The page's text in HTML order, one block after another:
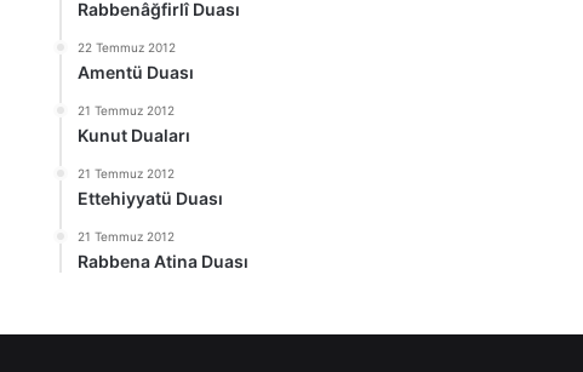
Rabbenâğfirlî Duası
22 Temmuz 2012
Amentü Duası
21 Temmuz 2012
Kunut Duaları
21 Temmuz 2012
Ettehiyyatü Duası
21 Temmuz 2012
Rabbena Atina Duası